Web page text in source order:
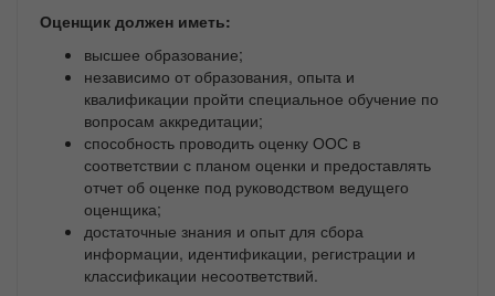
Оценщик должен иметь:
высшее образование;
независимо от образования, опыта и
квалификации пройти специальное обучение по
вопросам аккредитации;
способность проводить оценку ООС в
соответствии с планом оценки и предоставлять
отчет об оценке под руководством ведущего
оценщика;
достаточные знания и опыт для сбора
информации, идентификации, регистрации и
классификации несоответствий.